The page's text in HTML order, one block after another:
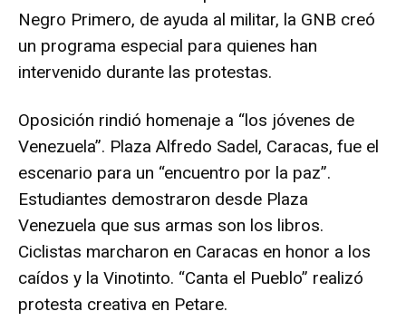
Negro Primero, de ayuda al militar, la GNB creó
un programa especial para quienes han
intervenido durante las protestas.
Oposición rindió homenaje a “los jóvenes de
Venezuela”. Plaza Alfredo Sadel, Caracas, fue el
escenario para un “encuentro por la paz”.
Estudiantes demostraron desde Plaza
Venezuela que sus armas son los libros.
Ciclistas marcharon en Caracas en honor a los
caídos y la Vinotinto. “Canta el Pueblo” realizó
protesta creativa en Petare.